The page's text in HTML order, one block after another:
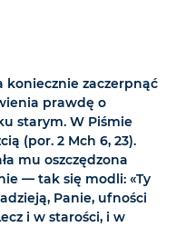
koniecznie zaczerpnąć
prawdę o
starym. W Piśmie
(por. 2 Mch 6, 23).
mu oszczędzona
— tak się modli: «Ty
Panie, ufności
i w starości, i w